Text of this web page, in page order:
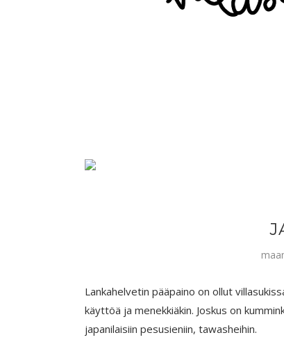
Lankahelvetin pääpaino on ollut
käyttöä ja menekkiäkin. Joskus on
japanilaisiin pesusieniin, tawasheihin.